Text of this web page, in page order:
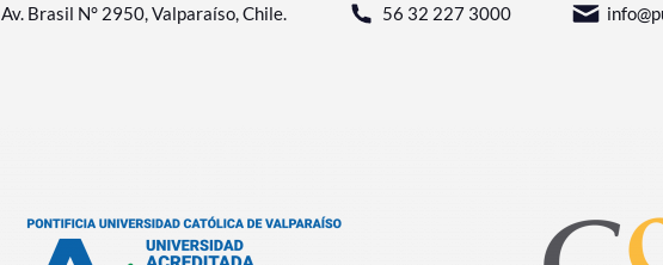
Av. Brasil N° 2950, Valparaíso, Chile. 56 32 227 3000